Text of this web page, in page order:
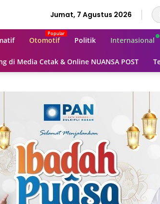
Jumat, 7 Agustus 2026
Otomotif Politik Internasional
di Media Cetak & Online NUANSA POST